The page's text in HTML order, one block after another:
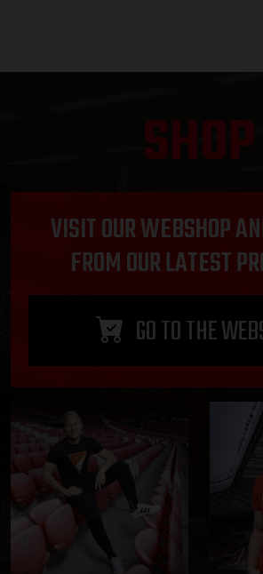
SHOP
VISIT OUR WEBSHOP
FROM OUR LATEST
GO TO THE